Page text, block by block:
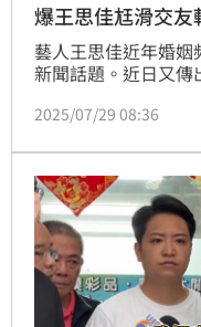
爆王思佳尪滑交
藝人王思佳近年婚
新聞話題。近日又
示在紐約，與王思佳
酸說「會滯銷！」趙
2025/07/29 08:36